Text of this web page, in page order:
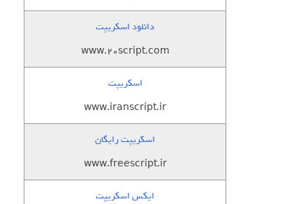
دانلود اسکریپت
www.20script.com
اسکریپت
www.iranscript.ir
اسکریپت رایگان
www.freescript.ir
ایکس اسکریپت